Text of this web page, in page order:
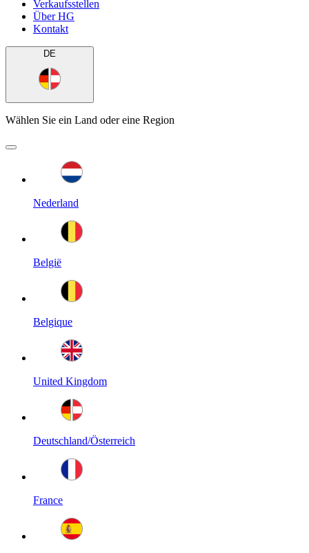
Verkaufsstellen
Über HG
Kontakt
DE
Wählen Sie ein Land oder eine Region
Nederland
België
Belgique
United Kingdom
Deutschland/Österreich
France